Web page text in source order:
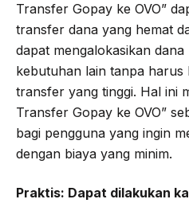
Transfer Gopay ke OVO”
transfer dana yang hemat
dapat mengalokasikan
kebutuhan lain tanpa harus
transfer yang tinggi. Hal ini
Transfer Gopay ke OVO”
bagi pengguna yang ingin
dengan biaya yang minim.
Praktis: Dapat dilakukan